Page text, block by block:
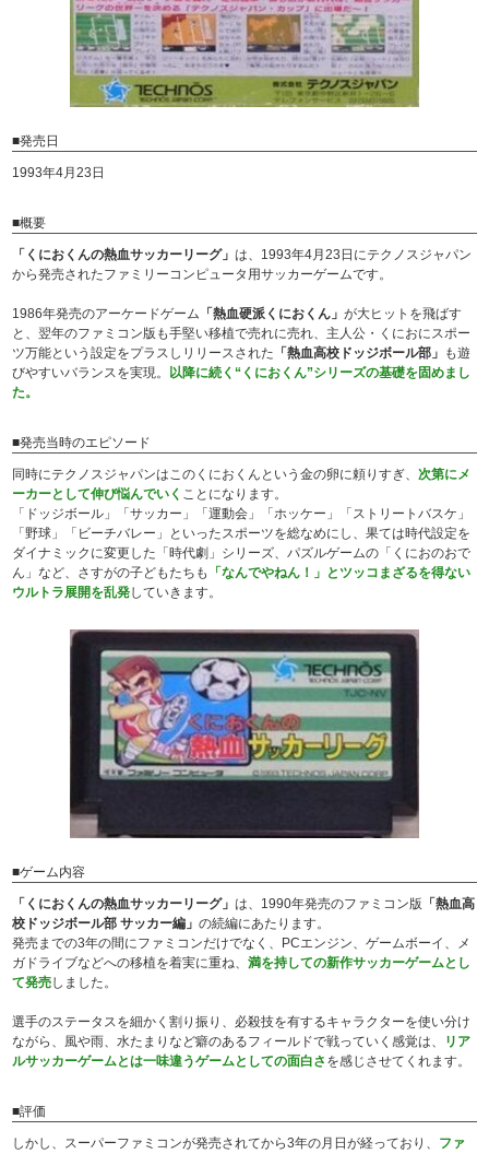
■発売日
1993年4月23日
■概要
「くにおくんの熱血サッカーリーグ」は、1993年4月23日にテクノスジャパン
から発売されたファミリーコンピュータ用サッカーゲームです。
1986年発売のアーケードゲーム 「熱血硬派くにおくん」が大ヒットを飛ばす
と、翌年のファミコン版も手堅い移植で売れに売れ、主人公・くにおにスポー
ツ万能という設定をプラスしリリースされた 「熱血高校ドッジボール部」 も遊
びやすいバランスを実現。 以降に続く“くにおくん”シリーズの基礎を固めまし
た。
■発売当時のエピソード
同時にテクノスジャパンはこのくにおくんという金の卵に頼りすぎ、次第にメ
ーカーとして伸び悩んでいく ことになります。
「ドッジボール」「サッカー」「運動会」「ホッケー」「ストリートバスケ」
「野球」「ビーチバレー」といったスポーツを総なめにし、果ては時代設定を
ダイナミックに変更した「時代劇」シリーズ、パズルゲームの「くにおのおで
ん」など、さすがの子どもたちも
「なんでやねん！」とツッコまざるを得ない
ウルトラ展開を乱発していきます。
■ゲーム内容
「くにおくんの熱血サッカーリーグ」は、1990年発売のファミコン版 「熱血高
校ドッジボール部 サッカー編」の続編にあたります。
発売までの3年の間にファミコンだけでなく、PCエンジン、ゲームボーイ、メ
ガドライブなどへの移植を着実に重ね、満を持しての新作サッカーゲームとし
て発売しました。
選手のステータスを細かく割り振り、必殺技を有するキャラクターを使い分け
ながら、風や雨、水たまりなど癖のあるフィールドで戦っていく感覚は、
リア
ルサッカーゲームとは一味違うゲームとしての面白さ を感じさせてくれます。
■評価
しかし、スーパーファミコンが発売されてから3年の月日が経っており、 ファ